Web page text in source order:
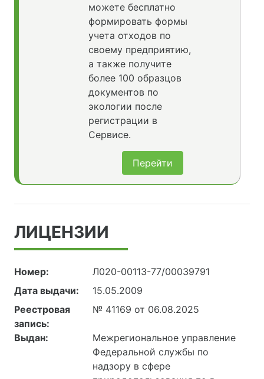
можете бесплатно
формировать формы
учета отходов по
своему предприятию,
а также получите
более 100 образцов
документов по
экологии после
регистрации в
Сервисе.
Перейти
ЛИЦЕНЗИИ
Номер:
Л020-00113-77/00039791
Дата выдачи:
15.05.2009
Реестровая
запись:
№ 41169 от 06.08.2025
Выдан:
Межрегиональное управление
Федеральной службы по
надзору в сфере